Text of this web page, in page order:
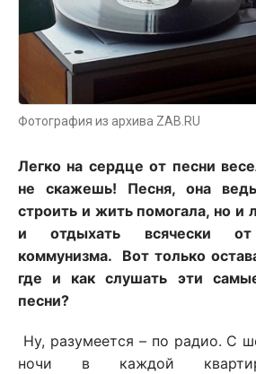
Фотография из архива ZAB.RU
Легко на сердце от песни
не скажешь! Песня, она
строить и жить помогала, но и
и отдыхать всячески от
коммунизма. Вот только
где и как слушать эти
песни?
Ну, разумеется – по радио. С
ночи в каждой